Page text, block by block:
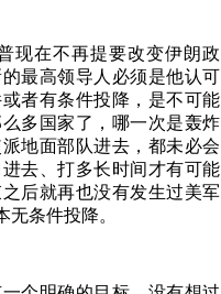
现在不再提要改变伊朗政
最高领导人必须是他认可
者有条件投降，是不可能
多国家了，哪一次是轰炸
地面部队进去，都未必会
去、打多长时间才有可能
后就再也没有发生过美军
条件投降。